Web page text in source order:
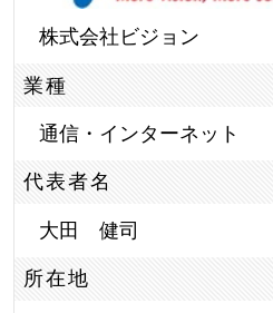
株式会社ビジョン
業種
通信・インターネット
代表者名
大田 健司
所在地